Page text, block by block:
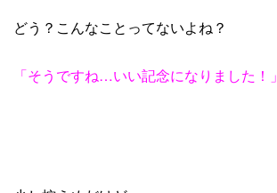
どう？こんなことってないよね？
「そうですね…いい記念になりました！」